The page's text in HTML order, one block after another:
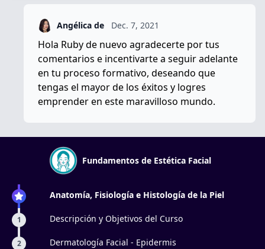
Angélica de Dec. 7, 2021
Hola Ruby de nuevo agradecerte por tus
comentarios e incentivarte a seguir adelante
en tu proceso formativo, deseando que
tengas el mayor de los éxitos y logres
emprender en este maravilloso mundo.
Fundamentos de Estética Facial
Anatomía, Fisiología e Histología de la Piel
1 Descripción y Objetivos del Curso
2 Dermatología Facial - Epidermis